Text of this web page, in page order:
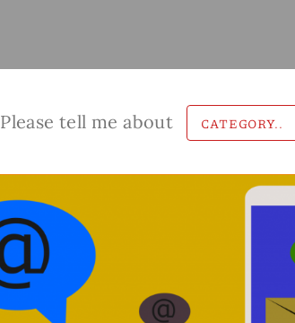
Please tell me about